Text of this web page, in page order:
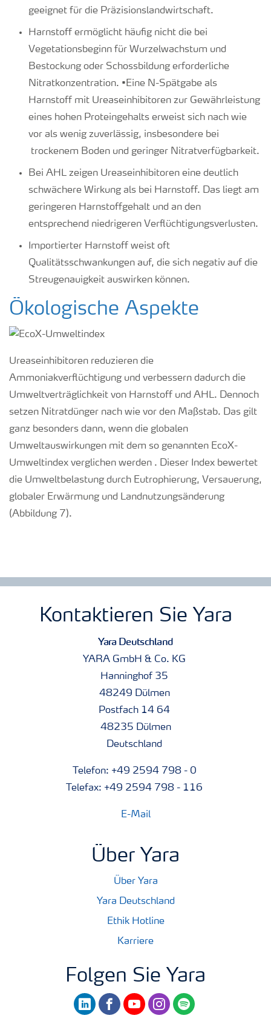
geeignet für die Präzisionslandwirtschaft.
Harnstoff ermöglicht häufig nicht die bei
Vegetationsbeginn für Wurzelwachstum und
Bestockung oder Schossbildung erforderliche
Nitratkonzentration. •Eine N-Spätgabe als
Harnstoff mit Ureaseinhibitoren zur Gewährleistung
eines hohen Proteingehalts erweist sich nach wie
vor als wenig zuverlässig, insbesondere bei
trockenem Boden und geringer Nitratverfügbarkeit.
Bei AHL zeigen Ureaseinhibitoren eine deutlich
schwächere Wirkung als bei Harnstoff. Das liegt am
geringeren Harnstoffgehalt und an den
entsprechend niedrigeren Verflüchtigungsverlusten.
Importierter Harnstoff weist oft
Qualitätsschwankungen auf, die sich negativ auf die
Streugenauigkeit auswirken können.
Ökologische Aspekte
Ureaseinhibitoren reduzieren die
Ammoniakverflüchtigung und verbessern dadurch die
Umweltverträglichkeit von Harnstoff und AHL. Dennoch
setzen Nitratdünger nach wie vor den Maßstab. Das gilt
ganz besonders dann, wenn die globalen
Umweltauswirkungen mit dem so genannten EcoX-
Umweltindex verglichen werden . Dieser Index bewertet
die Umweltbelastung durch Eutrophierung, Versauerung,
globaler Erwärmung und Landnutzungsänderung
(Abbildung 7).
Kontaktieren Sie Yara
Yara Deutschland
YARA GmbH & Co. KG
Hanninghof 35
48249 Dülmen
Postfach 14 64
48235 Dülmen
Deutschland
Telefon: +49 2594 798 - 0
Telefax: +49 2594 798 - 116
E-Mail
Über Yara
Über Yara
Yara Deutschland
Ethik Hotline
Karriere
Folgen Sie Yara
linkedinfacebookyoutubeinstagram
spotify